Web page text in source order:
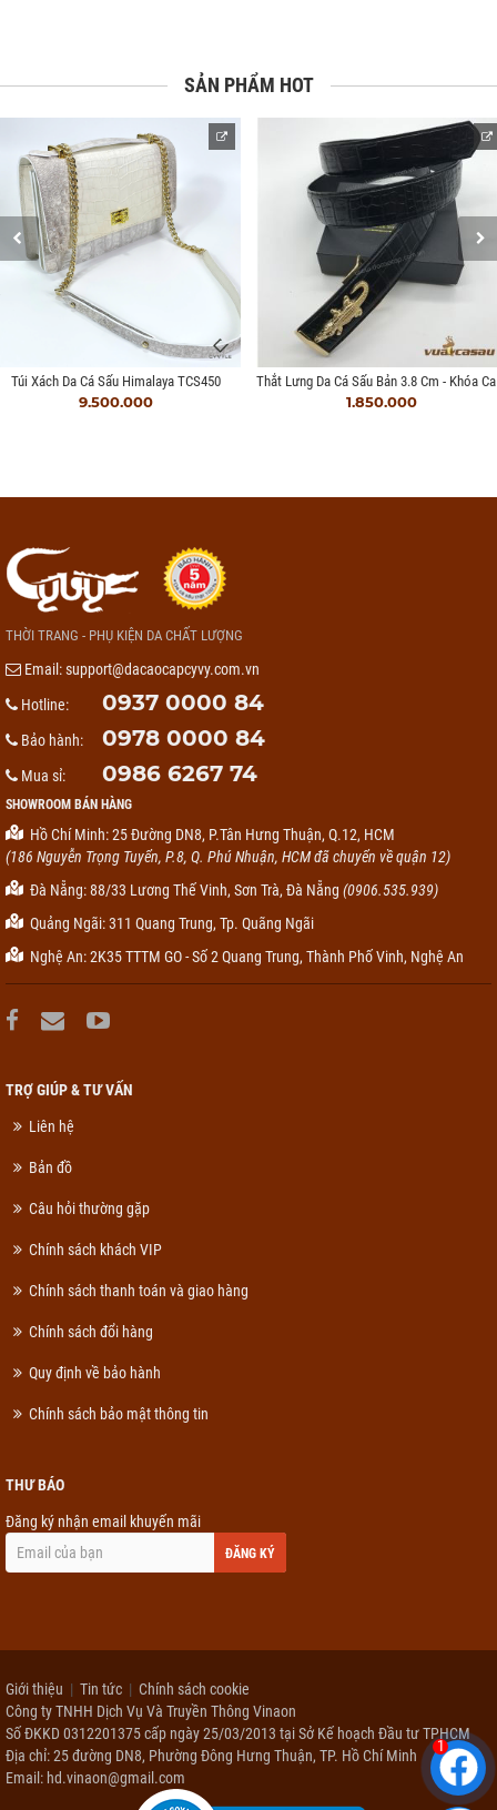
SẢN PHẨM HOT
Túi Xách Da Cá Sấu Himalaya TCS450
9.500.000
1.850.000
THỜI TRANG - PHỤ KIỆN DA CHẤT LƯỢNG
Email:support@dacaocapcyvy.com.vn
Hotline:
0937 0000 84
Bảo hành: 0978 0000 84
Mua sỉ: 0986 6267 74
SHOWROOM BÁN HÀNG
Hồ Chí Minh: 25 Đường DN8, P.Tân Hưng Thuận, Q.12, HCM
(186 Nguyễn Trọng Tuyển, P.8, Q. Phú Nhuận, HCM đã chuyển về quận 12)
Đà Nẵng: 88/33 Lương Thế Vinh, Sơn Trà, Đà Nẵng (0906.535.939)
Quảng Ngãi: 311 Quang Trung, Tp. Quãng Ngãi
Nghệ An: 2K35 TTTM GO - Số 2 Quang Trung, Thành Phố Vinh, Nghệ An
TRỢ GIÚP & TƯ VẤN
Liên hệ
Bản đồ
Câu hỏi thường gặp
Chính sách khách VIP
Chính sách thanh toán và giao hàng
Chính sách đổi hàng
Quy định về bảo hành
Chính sách bảo mật thông tin
THƯ BÁO
Đăng ký nhận email khuyến mãi
ĐĂNG KÝ
Giới thiệu Tin tức
Chính sách cookie
Công ty TNHH Dịch Vụ Và Truyền Thông Vinaon
Số ĐKKD 0312201375 cấp ngày 25/03/2013 tại Sở Kế hoạch Đầu tư TPHCM
Địa chỉ: 25 đường DN8, Phường Đông Hưng Thuận, TP. Hồ Chí Minh
Email: hd.vinaon@gmail.com
1